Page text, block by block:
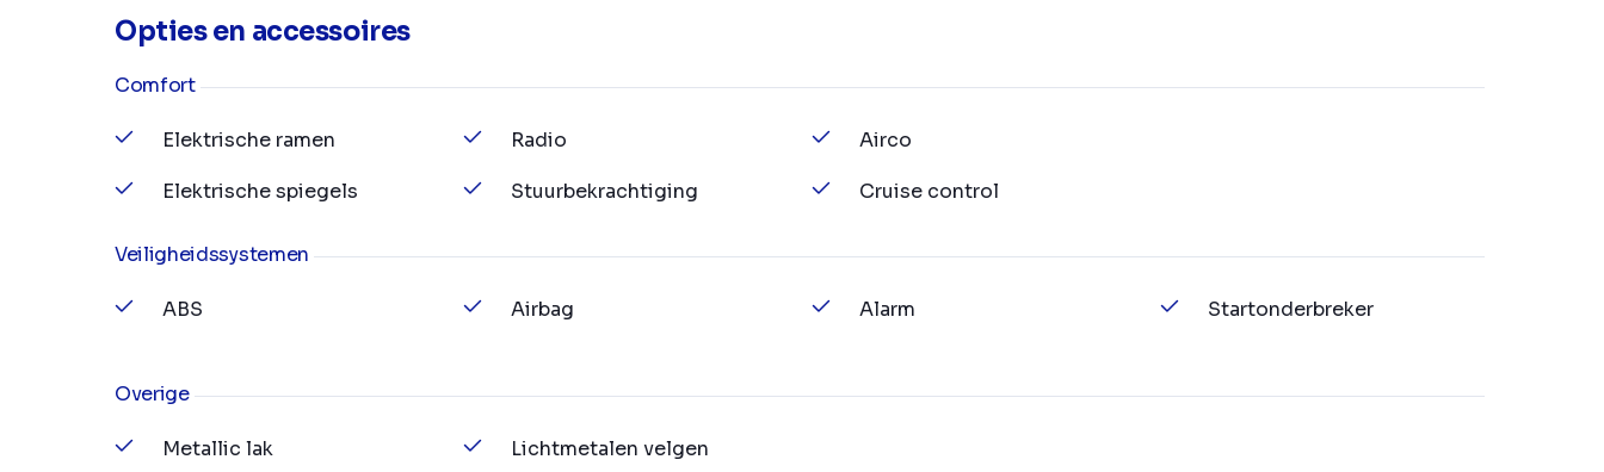
Opties en accessoires
Comfort
Elektrische ramen
Elektrische spiegels
Radio
Stuurbekrachtiging
Airco
Cruise control
Veiligheidssystemen
ABS Airbag Alarm Startonderbreker
Overige
Metallic lak Lichtmetalen velgen